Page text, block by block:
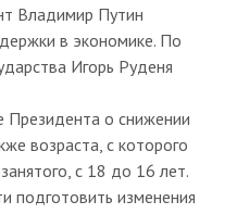
Владимир Путин
в экономике. По
Игорь Руденя
Президента о снижении
возраста, с которого
с 18 до 16 лет.
подготовить изменения